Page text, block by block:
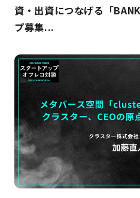
資・出資につなげる「
プ募集...